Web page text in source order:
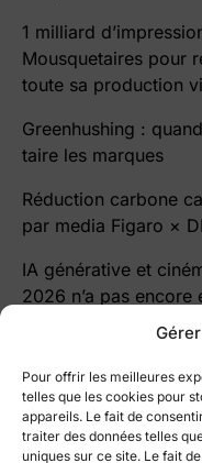
Pour offrir les meilleures
telles que les cookies pour
appareils. Le fait de
traiter des données telles
uniques sur ce site. Le fait
1 milliard
Mousquetaires pour
toute sa production
Greenhushing :
taire les marques
Réduction carbone
par media Figaro ×
IA générative et
2026 n’a pas encore